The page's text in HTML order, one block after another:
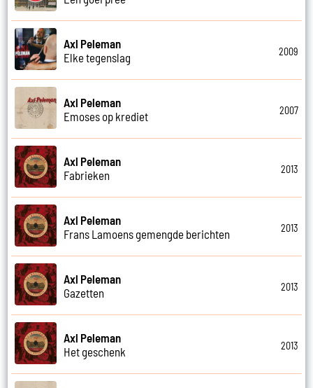
Axl Peleman
Elke tegenslag
2009
Axl Peleman
Emoses op krediet
2007
Axl Peleman
Fabrieken
2013
Axl Peleman
Frans Lamoens gemengde berichten
2013
Axl Peleman
Gazetten
2013
Axl Peleman
Het geschenk
2013